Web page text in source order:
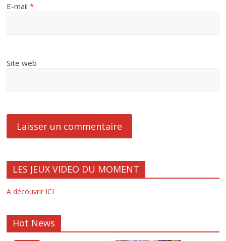
E-mail*
Site web
LES JEUX VIDEO DU MOMENT
A découvrir ICI
Hot News